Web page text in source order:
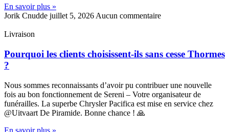
En savoir plus »
Jorik Cnudde juillet 5, 2026Aucun commentaire
Livraison
Pourquoi les clients choisissent-ils sans cesse Thormes
?
Nous sommes reconnaissants d’avoir pu contribuer une nouvelle
fois au bon fonctionnement de Sereni – Votre organisateur de
funérailles. La superbe Chrysler Pacifica est mise en service chez
@Uitvaart De Piramide. Bonne chance ! 🙏
En savoir plus »